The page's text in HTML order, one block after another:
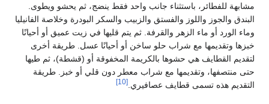
مشابهة للفطائر، باستثناء جانب واحد فقط ينضج، ثم يحشو ويطوى.
البندق والجوز واللوز والفستق والزبيب والسكر البودرة وخلاصة الفانيليا
وماء الورد أو ماء الزهر والقرفة. ثم يتم قليها في زيت عميق أو أحيانًا
خبزها وتقديمها مع شراب حلو ساخن أو أحيانًا عسل. طريقة أخرى
لتقديم القطايف هي حشوها بالكريمة المخفوقة أو (قشطة)، ثم طيها
حتى منتصفها، وتقديمها مع شراب معطر دون قلي أو خبز. طريقة
التقديم هذه تسمى قطايف عصافيري. [10]